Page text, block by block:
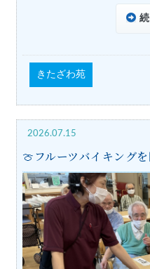
きたざわ苑
2026.07.15
🍈フルーツバイキング